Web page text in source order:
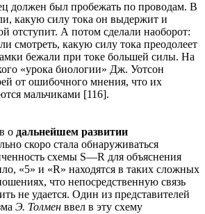
должен был пробежать по проводам. В
какую силу тока он выдержит и
отступит. А потом сделали наоборот:
смотреть, какую силу тока преодолеет
бежали при токе большей силы. На
«урока биологии» Дж. Уотсон
от ошибочного мнения, что их
мальчиками [116].
о дальнейшем развитии
скоро стала обнаруживаться
схемы S—R для объяснения
«5» и «R» находятся в таких сложных
что непосредственную связь
не удается. Один из представителей
Э. Толмен ввел в эту схему